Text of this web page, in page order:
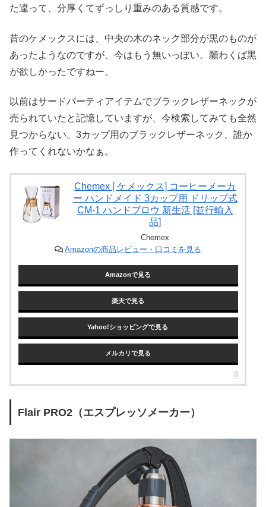
た違って、分厚くてずっしり重みのある質感です。
昔のケメックスには、中央の木のネック部分が黒のものが
あったようなのですが、今はもう無いっぽい。願わくば黒
が欲しかったですねー。
以前はサードパーティアイテムでブラックレザーネックが
売られていたと記憶していますが、今検索してみても全然
見つからない。3カップ用のブラックレザーネック、誰か
作ってくれないかなぁ。
Chemex [ ケメックス] コーヒーメーカ
ー ハンドメイド 3カップ用 ドリップ式
CM-1 ハンドブロウ 新生活 [並行輸入
品]
Chemex
Amazonの商品レビュー・口コミを見る
Amazonで見る
楽天で見る
Yahoo!ショッピングで見る
メルカリで見る
Flair PRO2（エスプレッソメーカー）